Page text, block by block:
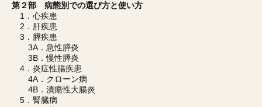
第２部 病態別での選び方と使い方
1．心疾患
2．肝疾患
3．膵疾患
3A．急性膵炎
3B．慢性膵炎
4．炎症性腸疾患
4A．クローン病
4B．潰瘍性大腸炎
5．腎臓病